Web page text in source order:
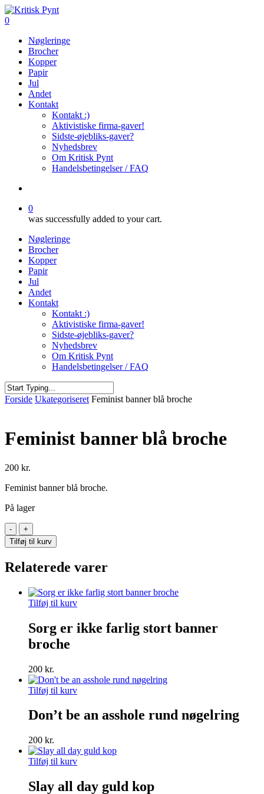
Skip
to
content
search
0
Nøgleringe
Brocher
Kopper
Papir
Jul
Andet
Kontakt
Kontakt :)
Aktivistiske firma-gaver!
Sidste-øjebliks-gaver?
Nyhedsbrev
Om Kritisk Pynt
Handelsbetingelser / FAQ
0
was successfully added to your cart.
Nøgleringe
Brocher
Kopper
Papir
Jul
Andet
Kontakt
Kontakt :)
Aktivistiske firma-gaver!
Sidste-øjebliks-gaver?
Nyhedsbrev
Om Kritisk Pynt
Handelsbetingelser / FAQ
Close
Forside Ukategoriseret Feminist banner blå broche
Feminist banner blå broche
200 kr.
Feminist banner blå broche.
På lager
Feminist
banner
blå
antal
Tilføj til kurv
Relaterede varer
Tilføj til kurv
Sorg er ikke farlig stort banner
broche
200 kr.
Tilføj til kurv
Don’t be an asshole rund nøgelring
200 kr.
Tilføj til kurv
Slay all day guld kop